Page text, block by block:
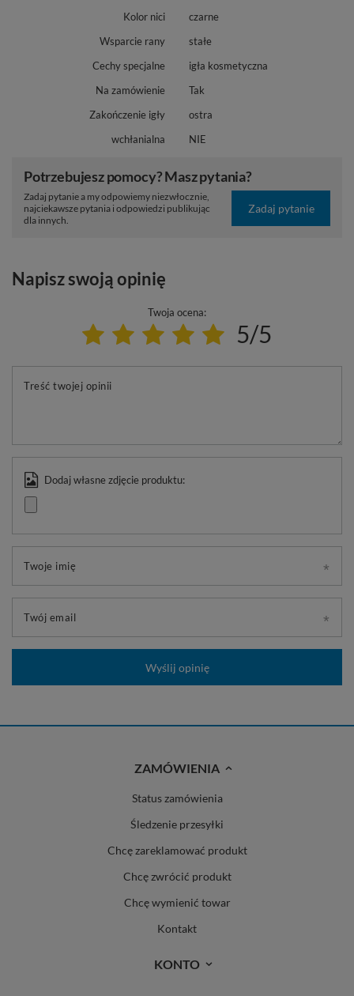
Kolor nici
czarne
Wsparcie rany
stałe
Cechy specjalne
igła kosmetyczna
Na zamówienie
Tak
Zakończenie igły
ostra
wchłanialna
NIE
Potrzebujesz pomocy? Masz pytania?
Zadaj pytanie a my odpowiemy niezwłocznie,
najciekawsze pytania i odpowiedzi publikując
dla innych.
Zadaj pytanie
Napisz swoją opinię
Twoja ocena:
5/5
Treść twojej opinii
Dodaj własne zdjęcie produktu:
Twoje imię
Twój email
Wyślij opinię
ZAMÓWIENIA
Status zamówienia
Śledzenie przesyłki
Chcę zareklamować produkt
Chcę zwrócić produkt
Chcę wymienić towar
Kontakt
KONTO